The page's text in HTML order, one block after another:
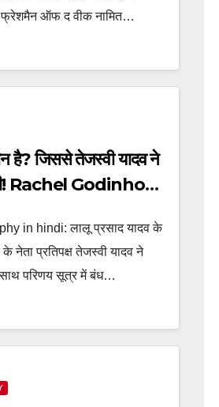
फ्रेशमैन ऑफ द वीक नामित…
है? जिससे तेजस्वी यादव ने
Rachel Godinho
in hindi: लालू प्रसाद यादव के
नेता प्रतिपक्ष तेजस्वी यादव ने
परिणय सूत्र में बंध…